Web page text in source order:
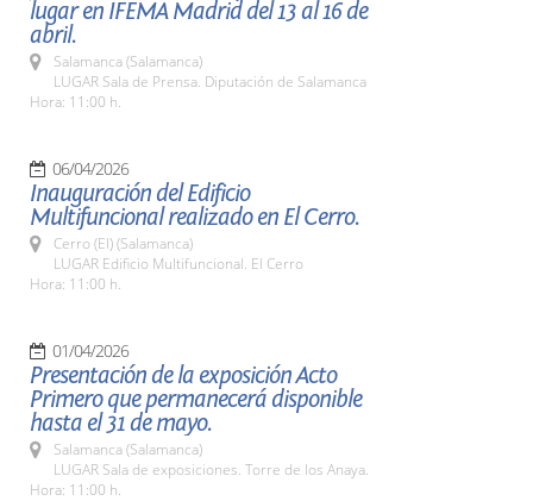
lugar en IFEMA Madrid del 13 al 16 de
abril.
Salamanca (Salamanca)
LUGAR Sala de Prensa. Diputación de Salamanca
Hora: 11:00 h.
06/04/2026
Inauguración del Edificio
Multifuncional realizado en El Cerro.
Cerro (El) (Salamanca)
LUGAR Edificio Multifuncional. El Cerro
Hora: 11:00 h.
01/04/2026
Presentación de la exposición Acto
Primero que permanecerá disponible
hasta el 31 de mayo.
Salamanca (Salamanca)
LUGAR Sala de exposiciones. Torre de los Anaya.
Hora: 11:00 h.